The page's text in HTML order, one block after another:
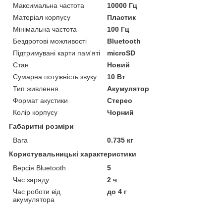
Максимальна частота
10000 Гц
Матеріал корпусу
Пластик
Мінімальна частота
100 Гц
Бездротові можливості
Bluetooth
Підтримувані карти пам'яті
microSD
Стан
Новий
Сумарна потужність звуку
10 Вт
Тип живлення
Акумулятор
Формат акустики
Стерео
Колір корпусу
Чорний
Габаритні розміри
Вага
0.735 кг
Користувальницькі характеристики
Версія Bluetooth
5
Час заряду
2 ч
Час роботи від
акумулятора
до 4 г